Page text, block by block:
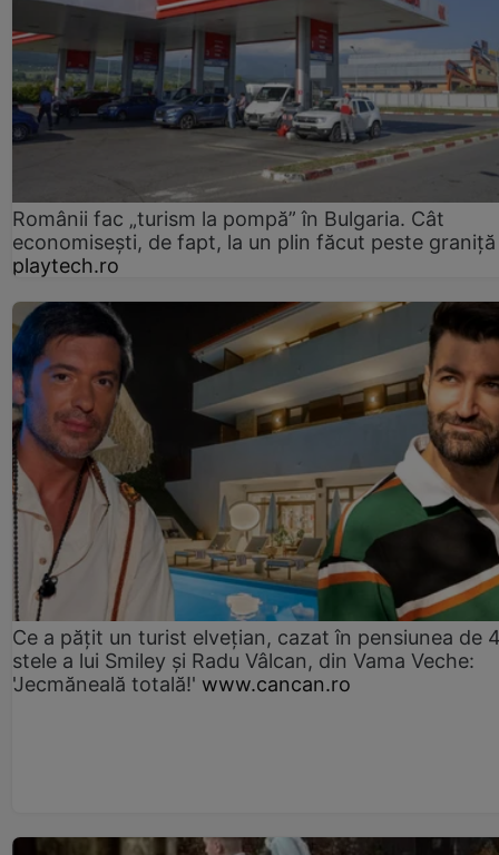
Românii fac „turism la pompă” în Bulgaria. Cât
economisești, de fapt, la un plin făcut peste graniță
playtech.ro
Ce a pățit un turist elvețian, cazat în pensiunea de
stele a lui Smiley și Radu Vâlcan, din Vama Veche:
'Jecmăneală totală!' www.cancan.ro